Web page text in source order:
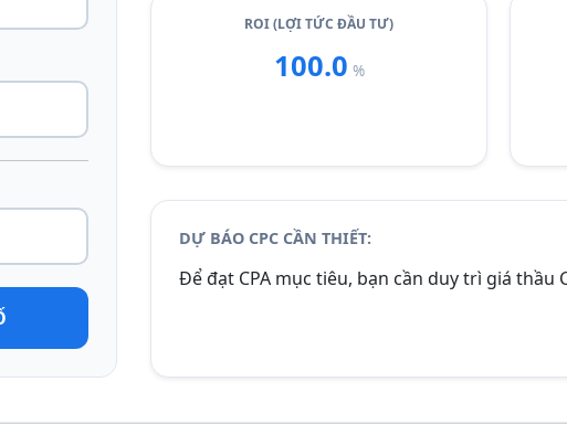
ROI (LỢI TỨC ĐẦU TƯ)
100.0 %
DỰ BÁO CPC CẦN THIẾT:
Để đạt CPA mục tiêu, bạn cần duy trì giá thầu